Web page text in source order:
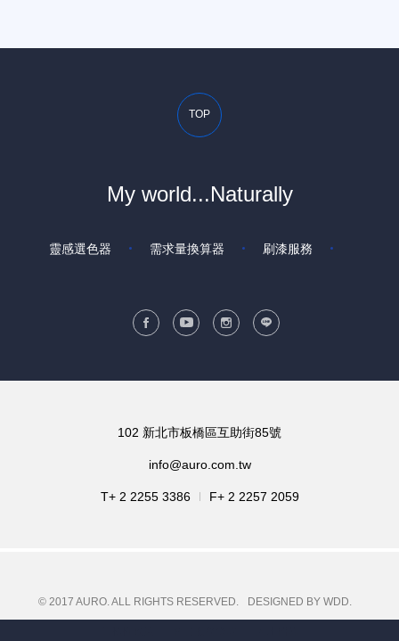
TOP
My world...Naturally
靈感選色器 需求量換算器 刷漆服務
102 新北市板橋區互助街85號
info@auro.com.tw
T+ 2 2255 3386 F+ 2 2257 2059
© 2017 AURO. ALL RIGHTS RESERVED. DESIGNED BY WDD.